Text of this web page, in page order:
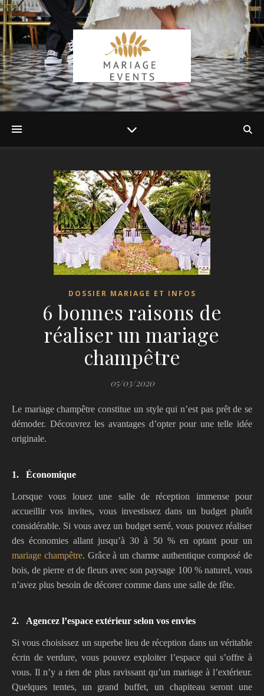
DOSSIER MARIAGE ET INFOS
6 bonnes raisons de
réaliser un mariage
champêtre
05/03/2020
Le mariage champêtre constitue un style qui n’est pas prêt de se
démoder. Découvrez les avantages d’opter pour une telle idée
originale.
1. Économique
Lorsque vous louez une salle de réception immense pour
accueillir vos invites, vous investissez dans un budget plutôt
considérable. Si vous avez un budget serré, vous pouvez réaliser
des économies allant jusqu’à 30 à 50 % en optant pour un
mariage champêtre. Grâce à un charme authentique composé de
bois, de pierre et de fleurs avec son paysage 100 % naturel, vous
n’avez plus besoin de décorer comme dans une salle de fête.
2. Agencez l’espace extérieur selon vos envies
Si vous choisissez un superbe lieu de réception dans un véritable
écrin de verdure, vous pouvez exploiter l’espace qui s’offre à
vous. Il n’y a rien de plus ravissant qu’un mariage à l’extérieur.
Quelques tentes, un grand buffet, un chapiteau seront une